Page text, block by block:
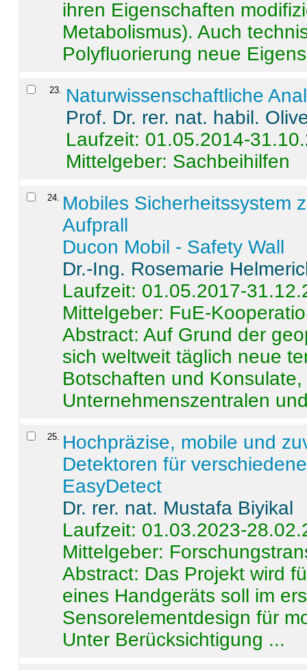
ihren Eigenschaften
Metabolismus). Auch
Polyfluorierung neue
23. Naturwissenschaftliche
Prof. Dr. rer. nat. habil.
Laufzeit: 01.05.2014-
Mittelgeber: Sachbeihilfen
24. Mobiles Sicherheitssystem
Aufprall
Ducon Mobil - Safety Wall
Dr.-Ing. Rosemarie
Laufzeit: 01.05.2017-
Mittelgeber: FuE-
Abstract:Auf Grund der
sich weltweit täglich neue
Botschaften und
Unternehmenszentralen
25. Hochpräzise, mobile und
Detektoren für
EasyDetect
Dr. rer. nat. Mustafa Biyikal
Laufzeit: 01.03.2023-
Mittelgeber:
Abstract: Das Projekt wird
eines Handgeräts soll im
Sensorelementdesign für
Unter Berücksichtigung ...